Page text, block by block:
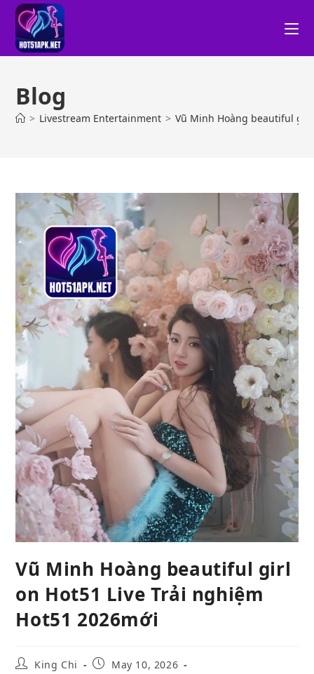
Blog
> Livestream Entertainment > Vũ Minh Hoàng beautiful
Vũ Minh Hoàng beautiful girl
on Hot51 Live Trải nghiệm
Hot51 2026mới
King Chi
May 10, 2026